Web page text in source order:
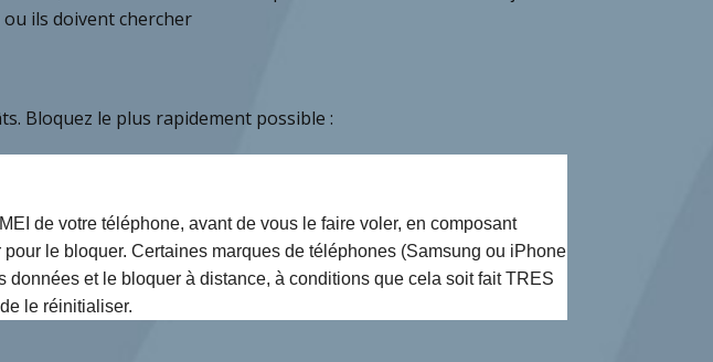
ou ils doivent chercher
Bloquez le plus rapidement possible :
de votre téléphone, avant de vous le faire voler, en composant
le bloquer. Certaines marques de téléphones (Samsung ou iPhone
et le bloquer à distance, à conditions que cela soit fait TRES
le réinitialiser.